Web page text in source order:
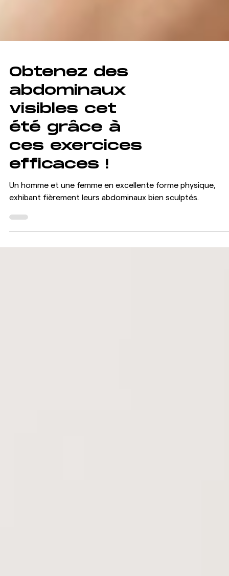
Obtenez des
abdominaux
visibles cet
été grâce à
ces exercices
efficaces !
exhibant fièrement leurs abdominaux bien sculptés.